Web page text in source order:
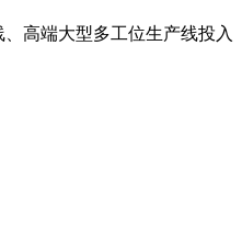
高端大型多工位生产线投入